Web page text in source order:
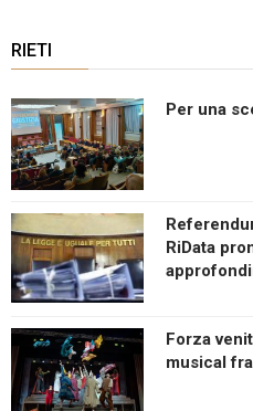
RIETI
Per una
RiData
Forza
musical